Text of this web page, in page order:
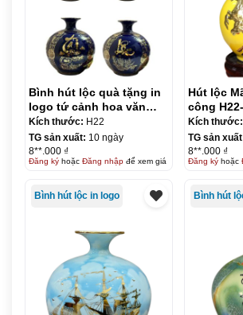
Bình hút lộc quà tặng in
logo tứ cảnh hoa văn
vàng kim 24cm KQ-
BHL08
Kích thước: H22
TG sản xuất: 10 ngày
8**.000 ₫
Đăng kýhoặc Đăng nhậpđể xem giá
Hút lộc
công
vàng
Kích thước:
TG sản
8**.000 ₫
Đăng kýhoặc
Bình hút lộc in logo Bình hút